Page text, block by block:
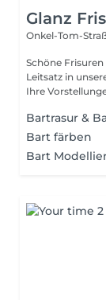
Glanz
Onkel-Tom-
Schöne
Leitsatz in unserem Salon. Wir hören
Ihre
Bartrasur &
Bart färben
Bart